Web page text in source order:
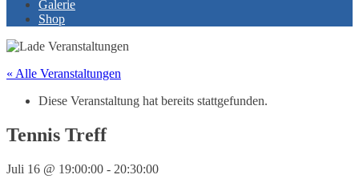
Galerie
Shop
« Alle Veranstaltungen
Diese Veranstaltung hat bereits stattgefunden.
Tennis Treff
Juli 16 @ 19:00:00 - 20:30:00